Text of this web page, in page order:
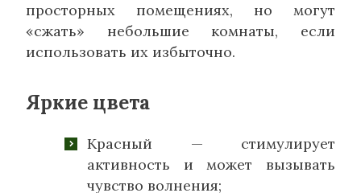
просторных помещениях, но могут
«сжать» небольшие комнаты, если
использовать их избыточно.
Яркие цвета
Красный — стимулирует
активность и может вызывать
чувство волнения;